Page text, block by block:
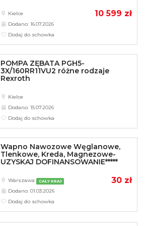
10 599 zł
Kielce
Dodano: 16.07.2026
Dodaj do schowka
POMPA ZĘBATA PGH5-
3X/160RR11VU2 różne rodzaje
Rexroth
Kielce
Dodano: 15.07.2026
Dodaj do schowka
Wapno Nawozowe Węglanowe,
Tlenkowe, Kreda, Magnezowe-
UZYSKAJ DOFINANSOWANIE*****
30 zł
Warszawa CAŁY KRAJ
Dodano: 01.03.2026
Dodaj do schowka